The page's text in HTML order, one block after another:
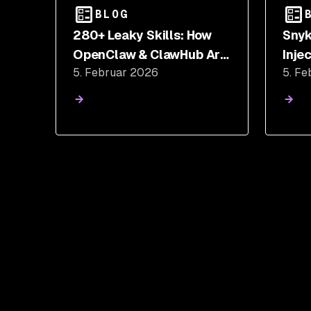
BLOG
280+ Leaky Skills: How
OpenClaw & ClawHub Are
Exposing API Keys and PII
5. Februar 2026 5.